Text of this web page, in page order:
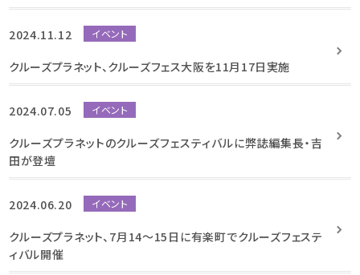
2024.11.12 イベント
クルーズプラネット、クルーズフェス大阪を11月17日実施
2024.07.05 イベント
クルーズプラネットのクルーズフェスティバルに弊誌編集長・吉
田が登壇
2024.06.20 イベント
クルーズプラネット、7月14～15日に有楽町でクルーズフェステ
ィバル開催